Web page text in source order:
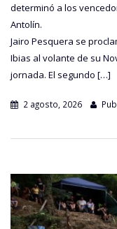
determinó a los
Antolín.
Jairo Pesquera se
Ibias al volante de su
jornada. El segundo […]
2 agosto, 2026